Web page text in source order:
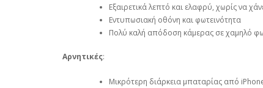
Εξαιρετικά λεπτό και ελαφρύ, χωρίς να
Εντυπωσιακή οθόνη και φωτεινότητα
Πολύ καλή απόδοση κάμερας σε χαμηλό
Αρνητικές:
Μικρότερη διάρκεια μπαταρίας από